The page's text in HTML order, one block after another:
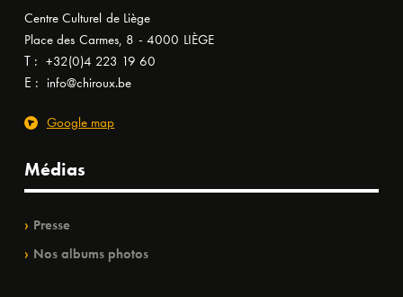
Centre Culturel de Liège
Place des Carmes, 8 - 4000 LIÈGE
T : +32(0)4 223 19 60
E : info@chiroux.be
Google map
Médias
Presse
Nos albums photos